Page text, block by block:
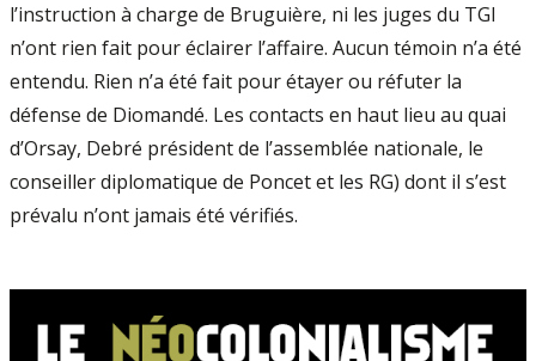
l’instruction à charge de Bruguière, ni les juges du TGI
n’ont rien fait pour éclairer l’affaire. Aucun témoin n’a été
entendu. Rien n’a été fait pour étayer ou réfuter la
défense de Diomandé. Les contacts en haut lieu au quai
d’Orsay, Debré président de l’assemblée nationale, le
conseiller diplomatique de Poncet et les RG) dont il s’est
prévalu n’ont jamais été vérifiés.